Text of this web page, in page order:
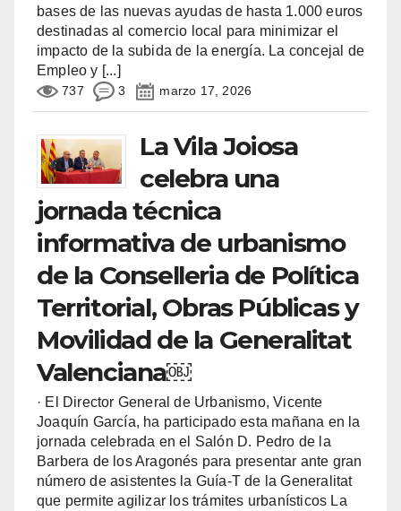
bases de las nuevas ayudas de hasta 1.000 euros
destinadas al comercio local para minimizar el
impacto de la subida de la energía. La concejal de
Empleo y [...]
737 3 marzo 17, 2026
La Vila Joiosa
celebra una
jornada técnica
informativa de urbanismo
de la Conselleria de Política
Territorial, Obras Públicas y
Movilidad de la Generalitat
Valenciana￼
· El Director General de Urbanismo, Vicente
Joaquín García, ha participado esta mañana en la
jornada celebrada en el Salón D. Pedro de la
Barbera de los Aragonés para presentar ante gran
número de asistentes la Guía-T de la Generalitat
que permite agilizar los trámites urbanísticos La